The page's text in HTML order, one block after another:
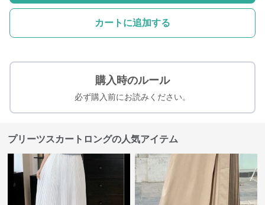
カートに追加する
購入時のルール
必ず購入前にお読みください。
プリーツスカートロングの人気アイテム